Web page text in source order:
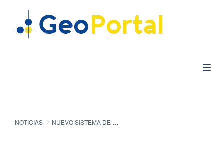
NOTICIAS NUEVO SISTEMA DE CODIFICACIÓN PARA CAMINERIA RURAL POSIBILITARA CONOCER SU ESTADO Y TRANSITO DESPLAZADO